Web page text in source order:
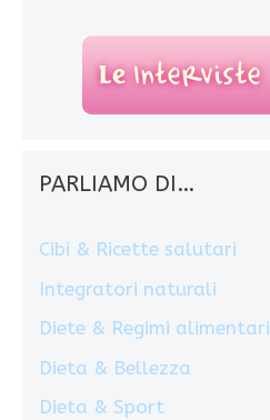
PARLIAMO DI…
Cibi & Ricette salutari
Integratori naturali
Diete & Regimi alimentari
Dieta & Bellezza
Dieta & Sport